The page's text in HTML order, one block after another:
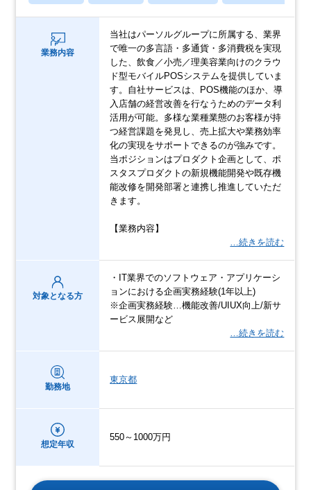
業務内容
当社はパーソルグループに所属する、業界
で唯一の多言語・多通貨・多消費税を実現
した、飲食／小売／理美容業向けのクラウ
ド型モバイルPOSシステムを提供していま
す。自社サービスは、POS機能のほか、導
入店舗の経営改善を行なうためのデータ利
活用が可能。多様な業種業態のお客様が持
つ経営課題を発見し、売上拡大や業務効率
化の実現をサポートできるのが強みです。
当ポジションはプロダクト企画として、ポ
スタスプロダクトの新規機能開発や既存機
能改修を開発部署と連携し推進していただ
きます。
【業務内容】
…続きを読む
対象となる方
・IT業界でのソフトウェア・アプリケーシ
ョンにおける企画実務経験(1年以上)
※企画実務経験…機能改善/UIUX向上/新サ
ービス展開など
…続きを読む
勤務地
東京都
想定年収
550～1000万円